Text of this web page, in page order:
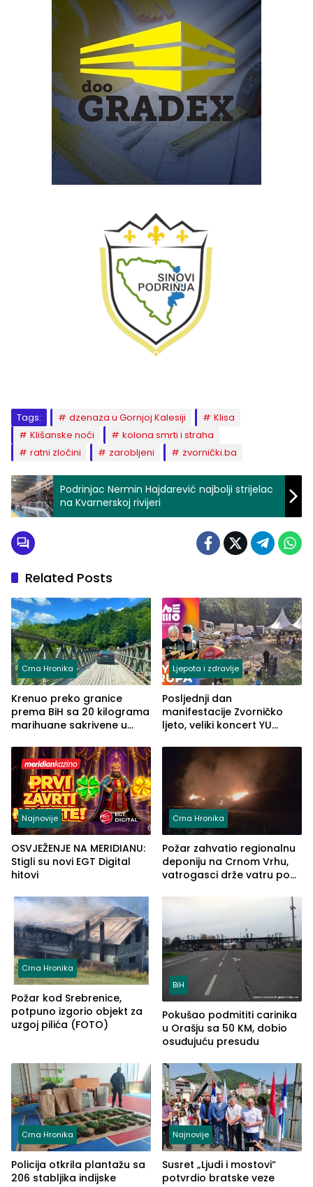
Tags: dzenaza u Gornjoj Kalesiji
Klisa
Klišanske noći
kolona smrti i straha
ratni zločini
zarobljeni zvornički.ba
Podrinjac Nermin Hajdarević najbolji strijelac
na Kvarnerskoj rivijeri
Related Posts
Crna Hronika
Krenuo preko granice
prema BiH sa 20 kilograma
marihuane sakrivene u
Ljepota i zdravlje
Posljednji dan
manifestacije Zvorničko
ljeto, veliki koncert YU
ove godine
Najnovije
OSVJEŽENJE NA MERIDIANU:
Stigli su novi EGT Digital
hitovi
Crna Hronika
Požar zahvatio regionalnu
deponiju na Crnom Vrhu,
vatrogasci drže vatru pod
Crna Hronika
Požar kod Srebrenice,
potpuno izgorio objekt za
uzgoj pilića (FOTO)
BiH
Pokušao podmititi carinika
u Orašju sa 50 KM, dobio
osuđujuću presudu
Crna Hronika
Policija otkrila plantažu sa
206 stabljika indijske
Najnovije
Susret „Ljudi i mostovi“
potvrdio bratske veze